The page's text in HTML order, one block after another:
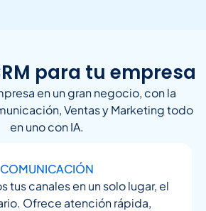
para tu empresa
en un gran negocio, con la
Ventas y Marketing todo
en uno con IA.
COMUNICACIÓN
tus canales en un solo lugar, el
Ofrece atención rápida,